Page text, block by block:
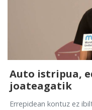
Auto istripua,
joateagatik
Errepidean kontuz ez